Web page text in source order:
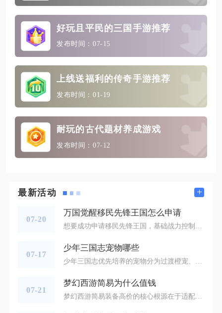
好玩且平民的三国手游推荐
发布时间：07-15
上线送福利的传奇手游推荐
发布时间：01-19
耐玩的古代题材养成游戏
发布时间：07-12
最新活动 +
07-20
万国觉醒移民先锋王国怎么申请
07-17
少年三国志宠物哪些
07-21
梦幻西游简易为什么值钱